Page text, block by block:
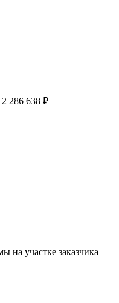
2 286 638 ₽
на участке заказчика